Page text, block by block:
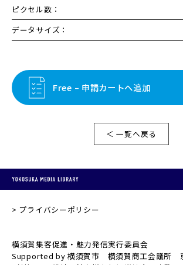
ピクセル数：
データサイズ：
Free – 申請カートへ追加
＜ 一覧へ戻る
プライバシーポリシー
横須賀集客促進・魅力発信実行委員会
Supported by 横須賀市 横須賀商工会議所